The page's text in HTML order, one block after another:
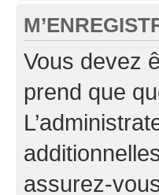
Vous devez
prend que
assurez-